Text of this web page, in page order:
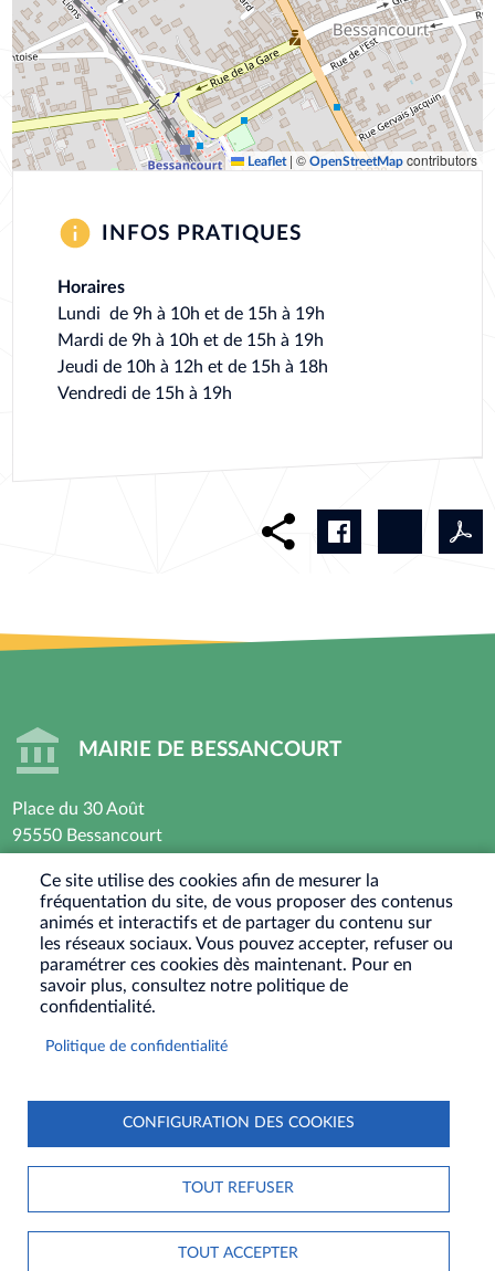
Leaflet | © OpenStreetMapcontributors
INFOS PRATIQUES
Horaires
Lundi de 9h à 10h et de 15h à 19h
Mardi de 9h à 10h et de 15h à 19h
Jeudi de 10h à 12h et de 15h à 18h
Vendredi de 15h à 19h
MAIRIE DE BESSANCOURT
Place du 30 Août
95550 Bessancourt
Horaires d’ouverture : Lundi - Mardi - Mercredi -
Vendredi
8h30 - 12h / 13h30-17h30
Jeudi : Fermé le matin - 13h30-17h30
9h30-12h
SOCIAUX
PIED
PAGE
PLAN DU SITE CONTACT MENTIONS LÉGALES
DONNÉES PERSONNELLES COOKIES S'IDENTIFIER
ACCESSIBILITÉ : NON CONFORME
Ce site utilise des cookies afin de mesurer la
fréquentation du site, de vous proposer des contenus
animés et interactifs et de partager du contenu sur
les réseaux sociaux. Vous pouvez accepter, refuser ou
paramétrer ces cookies dès maintenant. Pour en
savoir plus, consultez notre politique de
confidentialité.
Politique de confidentialité
CONFIGURATION DES COOKIES
TOUT REFUSER
TOUT ACCEPTER